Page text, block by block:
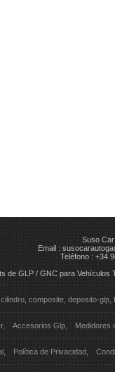
Suso Car
Email :
Teléfono : +34
de GLP / GNC para
cilindro composite deposito-glp
Accesorios Glp Medidores
Política de Privacidad